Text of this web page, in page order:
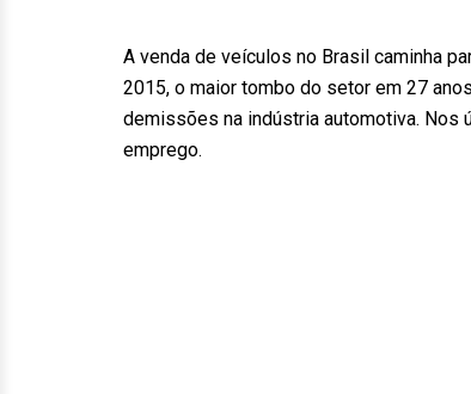
A venda de veículos no Brasil caminha
2015, o maior tombo do setor em 27
demissões na indústria automotiva. Nos
emprego.